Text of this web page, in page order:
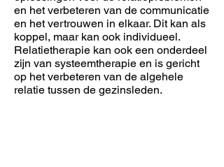
en het verbeteren van de communicatie
en het vertrouwen in elkaar. Dit kan als
koppel, maar kan ook individueel.
Relatietherapie kan ook een onderdeel
zijn van systeemtherapie en is gericht
op het verbeteren van de algehele
relatie tussen de gezinsleden.